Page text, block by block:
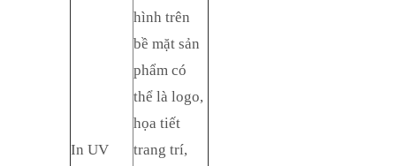
In UV
hình trên
bề mặt sản
phẩm có
thể là logo,
họa tiết
trang trí,